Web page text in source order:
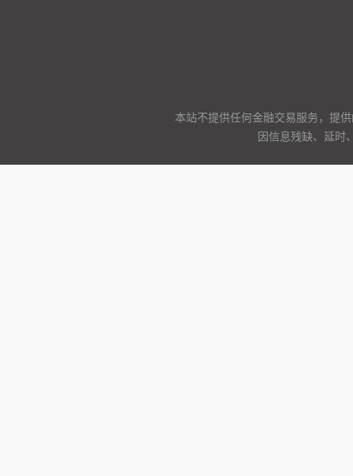
本站不提供任何金融交易服务，提
因信息残缺、延时